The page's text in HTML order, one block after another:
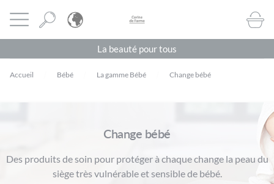
Ouvrir le menu CORINE DE FARME BE
La beauté pour tous
Accueil Bébé La gamme Bébé Change bébé
Change bébé
Des produits de soin pour protéger à chaque change la peau du
siège très vulnérable et sensible de bébé.